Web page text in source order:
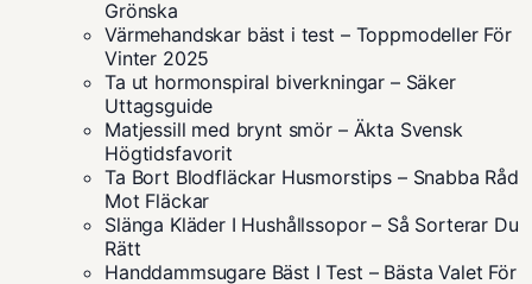
Grönska
Värmehandskar bäst i test – Toppmodeller För
Vinter 2025
Ta ut hormonspiral biverkningar – Säker
Uttagsguide
Matjessill med brynt smör – Äkta Svensk
Högtidsfavorit
Ta Bort Blodfläckar Husmorstips – Snabba Råd
Mot Fläckar
Slänga Kläder I Hushållssopor – Så Sorterar Du
Rätt
Handdammsugare Bäst I Test – Bästa Valet För